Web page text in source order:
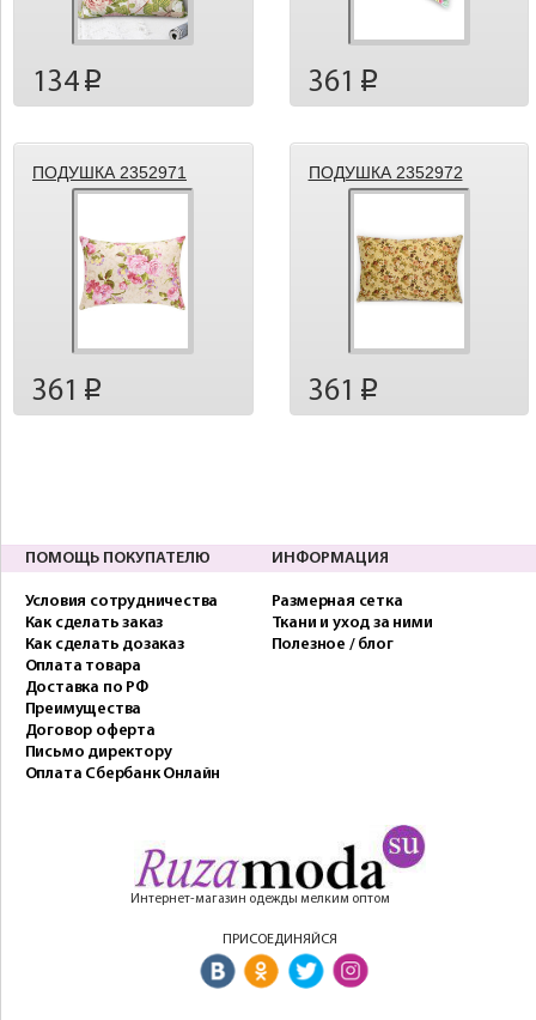
134 p 361 p
ПОДУШКА 2352971
361 p
ПОДУШКА 2352972
361 p
ПОМОЩЬ ПОКУПАТЕЛЮ
Условия сотрудничества
Как сделать заказ
Как сделать дозаказ
Оплата товара
Доставка по РФ
Преимущества
Договор оферта
Письмо директору
Оплата Сбербанк Онлайн
ИНФОРМАЦИЯ
Размерная сетка
Ткани и уход за ними
Полезное / блог
Интернет-магазин одежды мелким оптом
ПРИСОЕДИНЯЙСЯ